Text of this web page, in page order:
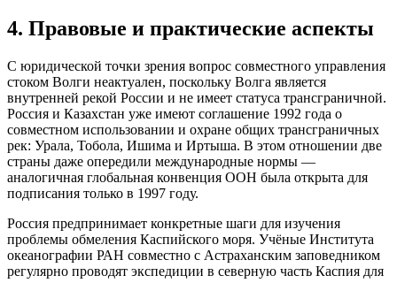
4. Правовые и практические аспекты
С юридической точки зрения вопрос совместного управления
стоком Волги неактуален, поскольку Волга является
внутренней рекой России и не имеет статуса трансграничной.
Россия и Казахстан уже имеют соглашение 1992 года о
совместном использовании и охране общих трансграничных
рек: Урала, Тобола, Ишима и Иртыша. В этом отношении две
страны даже опередили международные нормы —
аналогичная глобальная конвенция ООН была открыта для
подписания только в 1997 году.
Россия предпринимает конкретные шаги для изучения
проблемы обмеления Каспийского моря. Учёные Института
океанографии РАН совместно с Астраханским заповедником
регулярно проводят экспедиции в северную часть Каспия для